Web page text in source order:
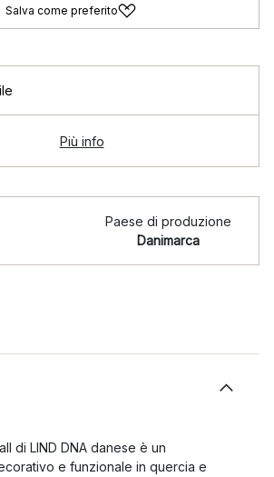
Salva come preferito
Più info
Paese di produzione
Danimarca
di LIND DNA danese è un
e funzionale in quercia e